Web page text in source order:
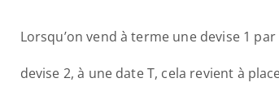
Lorsqu’on vend à terme une devise 1
devise 2, à une date T, cela revient à